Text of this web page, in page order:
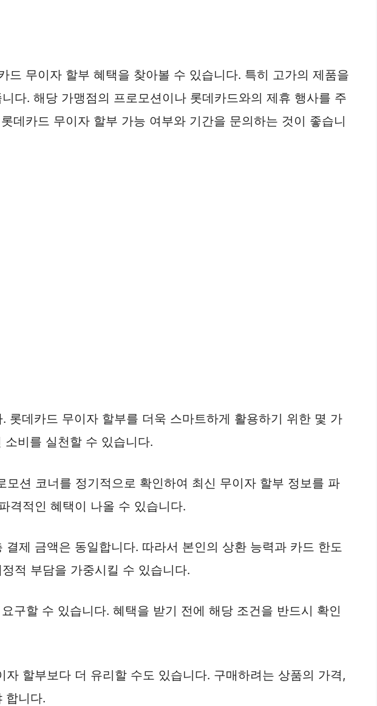
무이자 할부 혜택을 찾아볼 수 있습니다. 특히 고가의 제품을
다. 해당 가맹점의 프로모션이나 롯데카드와의 제휴 행사를 주
데카드 무이자 할부 가능 여부와 기간을 문의하는 것이 좋습니
데카드 무이자 할부를 더욱 스마트하게 활용하기 위한 몇 가
비를 실천할 수 있습니다.
션 코너를 정기적으로 확인하여 최신 무이자 할부 정보를 파
격적인 혜택이 나올 수 있습니다.
제 금액은 동일합니다. 따라서 본인의 상환 능력과 카드 한도
적 부담을 가중시킬 수 있습니다.
구할 수 있습니다. 혜택을 받기 전에 해당 조건을 반드시 확인
할부보다 더 유리할 수도 있습니다. 구매하려는 상품의 가격,
합니다.